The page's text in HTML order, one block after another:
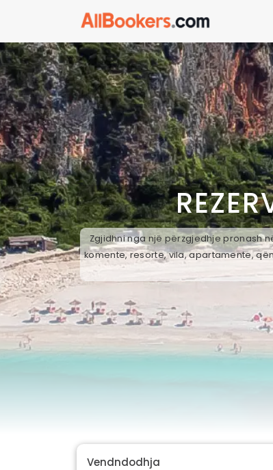
Zgjidhni nga një përzgjedhje pronash
komente, resorte, vila, apartamente,
Vendndodhja